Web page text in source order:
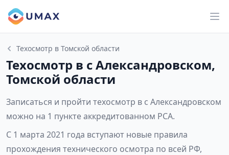
Техосмотр в Томской области
Техосмотр в с Александровском,
Томской области
Записаться и пройти техосмотр в с Александровском
можно на 1 пункте аккредитованном РСА.
С 1 марта 2021 года вступают новые правила
прохождения технического осмотра по всей РФ,